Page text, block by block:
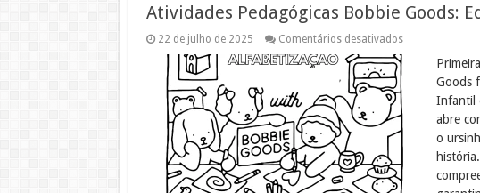
Atividades Pedagógicas Bobbie Goods:
22 de julho de 2025 Comentários desativadosem
Pedagógicas
Goods:
Educação
Infantil
Goods
Infantil
abre
o